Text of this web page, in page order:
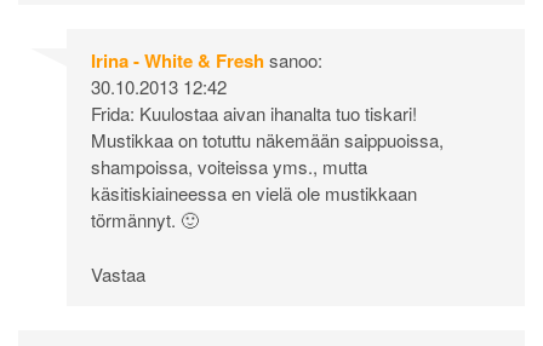
Irina - White & Freshsanoo:
30.10.2013 12:42
Frida: Kuulostaa aivan ihanalta tuo tiskari!
Mustikkaa on totuttu näkemään saippuoissa,
shampoissa, voiteissa yms., mutta
käsitiskiaineessa en vielä ole mustikkaan
törmännyt. 🙂
Vastaa